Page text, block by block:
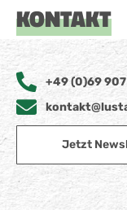
KONTAKT
+49 (0)69
Jetzt